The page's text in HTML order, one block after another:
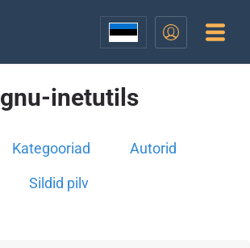
gnu-inetutils
Kategooriad Autorid
Sildid pilv